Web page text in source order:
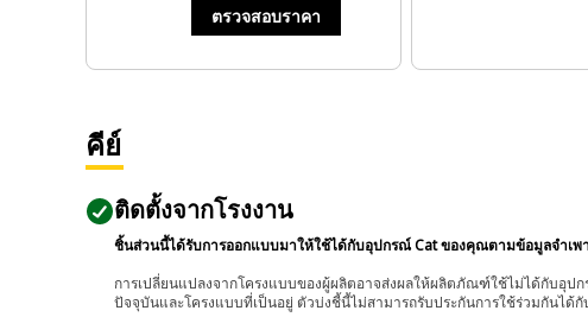
ตรวจสอบราคา
คีย์
ติดตั้งจากโรงงาน
ชิ้นส่วนนี้ได้รับการออกแบบมาให้ใช้ได้กับอุปกรณ์ Cat ของคุณตามข้อมูลจำเพ
การเปลี่ยนแปลงจากโครงแบบของผู้ผลิตอาจส่งผลให้ผลิตภัณฑ์ใช้ไม่ได้กับอุ
ปัจจุบันและโครงแบบที่เป็นอยู่ ตัวบ่งชี้นี้ไม่สามารถรับประกันการใช้ร่วมกันได้